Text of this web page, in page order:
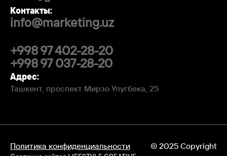
Контакты:
info@marketing.uz
+998 97 402-28-20
+998 97 037-28-20
Адрес:
Ташкент, проспект Мирзо Улугбека, 25
Политика конфиденциальности
© 2025 Copyright